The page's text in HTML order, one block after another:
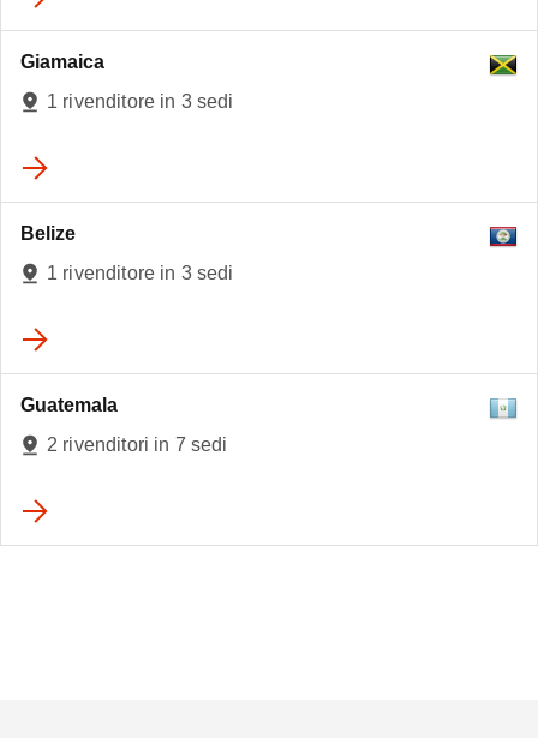
Giamaica
1 rivenditore in 3 sedi
Belize
1 rivenditore in 3 sedi
Guatemala
2 rivenditori in 7 sedi